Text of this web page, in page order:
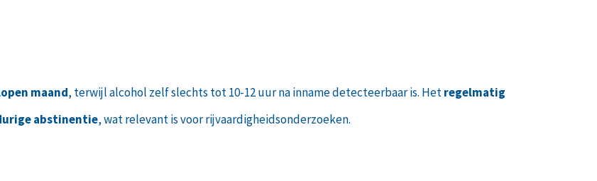
maand, terwijl alcohol zelf slechts tot 10-12 uur na inname detecteerbaar is. Hetregelmatig
abstinentie, wat relevant is voor rijvaardigheidsonderzoeken.